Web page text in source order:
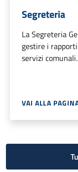
Segreteria
La Segreteria
gestire i
servizi comunali.
VAI ALLA